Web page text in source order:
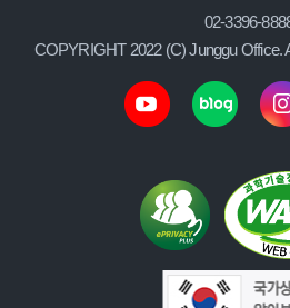
02-3396-
COPYRIGHT 2022 (C) Junggu